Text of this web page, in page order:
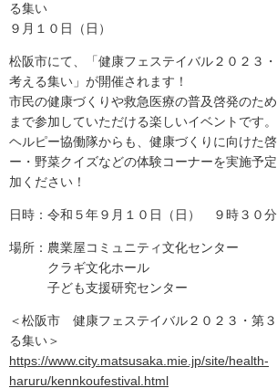
る集い
９月１０日（日）
松阪市にて、「健康フェステイバル２０２３
考える集い」が開催されます！
市民の健康づくりや救急医療の普及啓発のた
まで参加していただける楽しいイベントです。
ヘルピー協働隊からも、健康づくりに向けた
ー・野菜クイズなどの体験コーナーを実施予
加ください！
日時：令和５年９月１０日（日） ９時３０
場所：農業屋コミュニティ文化センター
クラギ文化ホール
子ども支援研究センター
＜松阪市 健康フェステイバル２０２３・第
る集い＞
https://www.city.matsusaka.mie.jp/site/health-
haruru/kennkoufestival.html